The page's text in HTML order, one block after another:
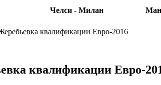
Челси - Милан
квалификации Евро-2016
квалификации Евро-